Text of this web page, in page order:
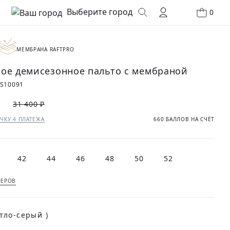
Выберите город 0
МЕМБРАНА RAFTPRO
демисезонное пальто с мембраной
31 400 ₽
4 ПЛАТЕЖА 660 БАЛЛОВ НА СЧЁТ
42 44 46 48 50 52
(Светло-серый )